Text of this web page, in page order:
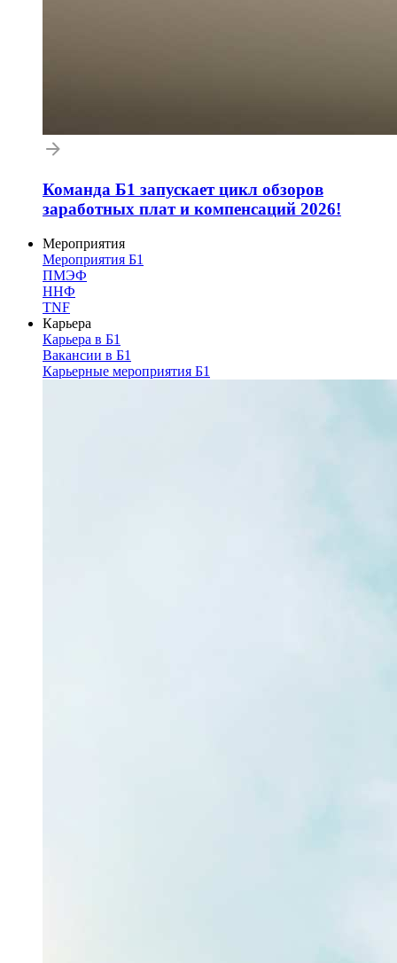
Команда Б1 запускает цикл обзоров
заработных плат и компенсаций 2026!
Мероприятия
Мероприятия Б1
ПМЭФ
ННФ
TNF
Карьера
Карьера в Б1
Вакансии в Б1
Карьерные мероприятия Б1